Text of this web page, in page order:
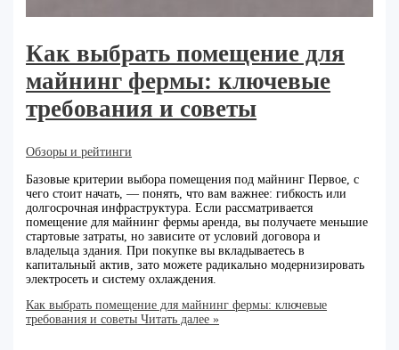
Как выбрать помещение для
майнинг фермы: ключевые
требования и советы
Обзоры и рейтинги
Базовые критерии выбора помещения под майнинг Первое, с
чего стоит начать, — понять, что вам важнее: гибкость или
долгосрочная инфраструктура. Если рассматривается
помещение для майнинг фермы аренда, вы получаете меньшие
стартовые затраты, но зависите от условий договора и
владельца здания. При покупке вы вкладываетесь в
капитальный актив, зато можете радикально модернизировать
электросеть и систему охлаждения.
Как выбрать помещение для майнинг фермы: ключевые
требования и советы Читать далее »